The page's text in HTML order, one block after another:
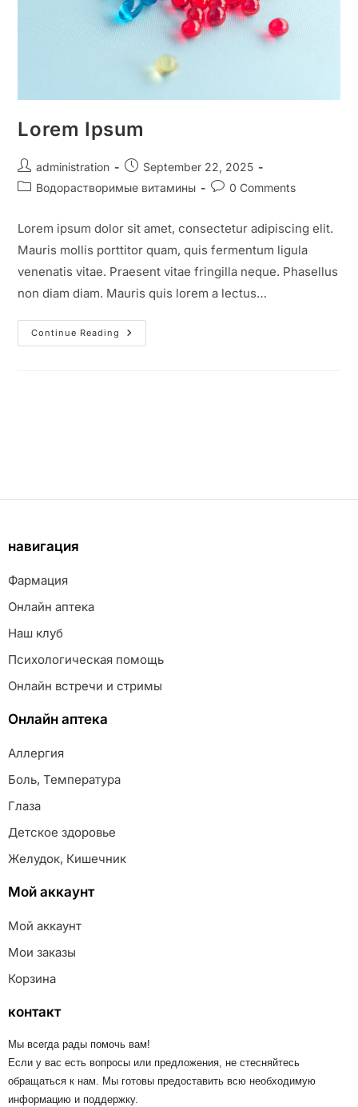
Lorem Ipsum
administration
September 22, 2025
Водорастворимые витамины
0 Comments
Lorem ipsum dolor sit amet, consectetur adipiscing elit.
Mauris mollis porttitor quam, quis fermentum ligula
venenatis vitae. Praesent vitae fringilla neque. Phasellus
non diam diam. Mauris quis lorem a lectus…
Continue Reading
навигация
Фармация
Онлайн аптека
Наш клуб
Психологическая помощь
Онлайн встречи и стримы
Онлайн аптека
Аллергия
Боль, Температура
Глаза
Детское здоровье
Желудок, Кишечник
Мой аккаунт
Мой аккаунт
Мои заказы
Корзина
контакт
Мы всегда рады помочь вам!
Если у вас есть вопросы или предложения, не стесняйтесь
обращаться к нам. Мы готовы предоставить всю необходимую
информацию и поддержку.